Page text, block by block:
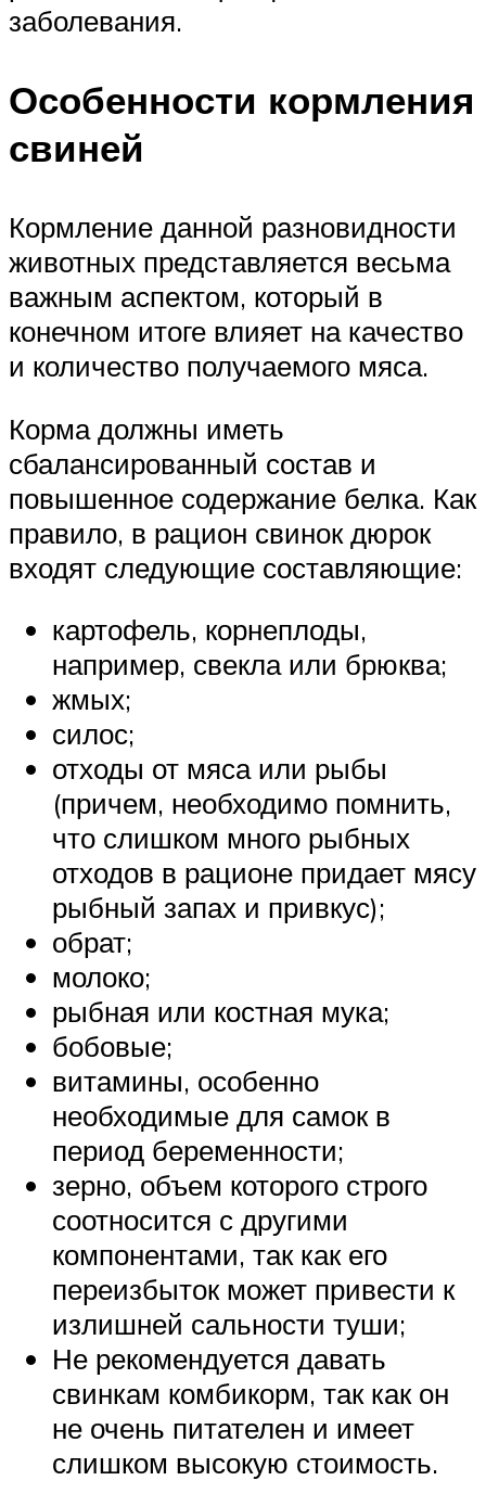
заболевания.
Особенности кормления
свиней
Кормление данной разновидности
животных представляется весьма
важным аспектом, который в
конечном итоге влияет на качество
и количество получаемого мяса.
Корма должны иметь
сбалансированный состав и
повышенное содержание белка. Как
правило, в рацион свинок дюрок
входят следующие составляющие:
картофель, корнеплоды,
например, свекла или брюква;
жмых;
силос;
отходы от мяса или рыбы
(причем, необходимо помнить,
что слишком много рыбных
отходов в рационе придает мясу
рыбный запах и привкус);
обрат;
молоко;
рыбная или костная мука;
бобовые;
витамины, особенно
необходимые для самок в
период беременности;
зерно, объем которого строго
соотносится с другими
компонентами, так как его
переизбыток может привести к
излишней сальности туши;
Не рекомендуется давать
свинкам комбикорм, так как он
не очень питателен и имеет
слишком высокую стоимость.